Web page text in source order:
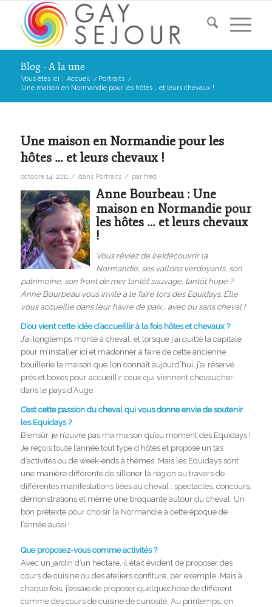
Blog - A la une
Vous êtes ici : Accueil / Portraits /
Une maison en Normandie pour les hôtes … et leurs chevaux !
Une maison en Normandie pour les
hôtes … et leurs chevaux !
octobre 14, 2011 / dans Portraits / par fred
Anne Bourbeau : Une
maison en Normandie pour
les hôtes … et leurs chevaux
!
Vous rêviez de (re)découvrir la
Normandie, ses vallons verdoyants, son
patrimoine, son front de mer tantôt sauvage, tantôt hupé ?
Anne Bourbeau vous invite à le faire lors des Equidays. Elle
vous accueille dans leur havre de paix… avec ou sans cheval !
D’ou vient cette idée d’accueillir à la fois hôtes et chevaux ?
J’ai longtemps monté à cheval, et lorsque j’ai quitté la capitale
pour m’installer ici et m’adonner à faire de cette ancienne
bouillerie la maison que l’on connaît aujourd’hui, j’ai réservé
prés et boxes pour accueillir ceux qui viennent chevaucher
dans le pays d’Auge.
C’est cette passion du cheval qui vous donne envie de soutenir
les Equidays ?
Biensûr, je n’ouvre pas ma maison qu’au moment des Equidays !
Je reçois toute l’année tout type d’hôtes et propose un tas
d’activités ou de week-ends à thèmes. Mais les Equidays sont
une manière différente de silloner la région au travers de
différentes manifestations liées au cheval : spectacles, concours,
démonstrations et même une broquante autour du cheval. Un
bon prétexte pour choisir la Normandie à cette époque de
l’année aussi !
Que proposez-vous comme activités ?
Avec un jardin d’un hectare, il était évident de proposer des
cours de cuisine ou des ateliers confiture, par exemple. Mais à
chaque fois, j’essaie de proposer quelquechose de différent
comme des cours de cuisine de curiosité. Au printemps, on